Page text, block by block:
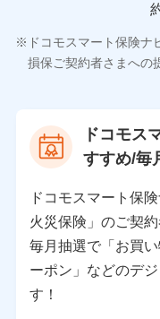
ドコモスマート保険
損保ご契約者さまへの
ドコモス
すすめ/毎
ドコモスマート保
火災保険」のご契約
毎月抽選で「お買
ーポン」などのデ
す！